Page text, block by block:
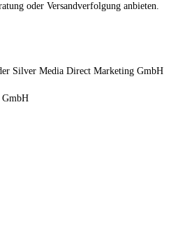
oder Versandverfolgung anbieten.
Silver Media Direct Marketing GmbH